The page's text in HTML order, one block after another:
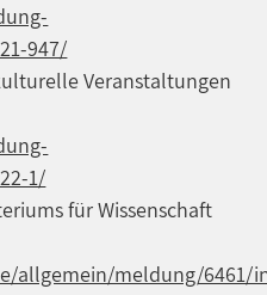
947/
Veranstaltungen
1/
für Wissenschaft
allgemein/meldung/6461/